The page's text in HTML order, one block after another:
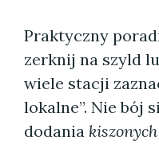
Praktyczny
zerknij na szyld
wiele stacji
lokalne”. Nie bój
dodania